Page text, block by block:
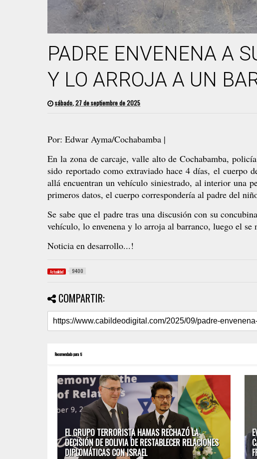
PADRE ENVENENA A
Y LO ARROJA A UN
sábado, 27 de septiembre de 2025
Por: Edwar Ayma/Cochabamba |
En la zona de carcaje, valle alto de Cochabamba,
sido reportado como extraviado hace 4 días, el cuerpo
allá encuentran un vehículo siniestrado, al interior una
primeros datos, el cuerpo correspondería al padre del
Se sabe que el padre tras una discusión con su
vehículo, lo envenena y lo arroja al barranco, luego el
Noticia en desarrollo...!
Actualidad 9400
COMPARTIR:
Recomendado para ti
EL GRUPO TERRORISTA HAMAS RECHAZÓ LA
DECISIÓN DE BOLIVIA DE RESTABLECER RELACIONES
DIPLOMÁTICAS CON ISRAEL